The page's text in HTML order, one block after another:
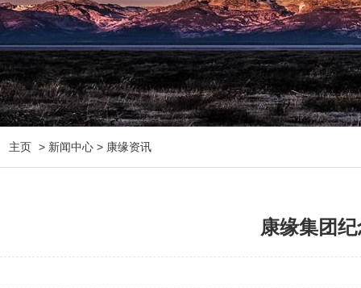
主页 > 新闻中心 > 康缘资讯
康缘集团